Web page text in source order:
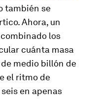
también se
Ahora, un
los
cuánta masa
medio billón de
el ritmo de
en apenas